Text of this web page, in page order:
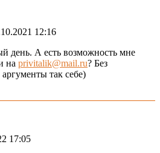
12:16
день. А есть возможность мне
на privitalik@mail.ru? Без
аргументы так себе)
17:05